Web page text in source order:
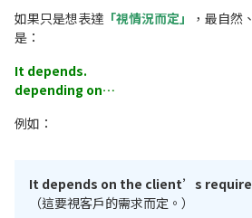
如果只是想表達 「視情況而定」
，最自然
是：
It depends.
depending on…
例如：
It depends on the client’s
（這要視客戶的需求而定。）